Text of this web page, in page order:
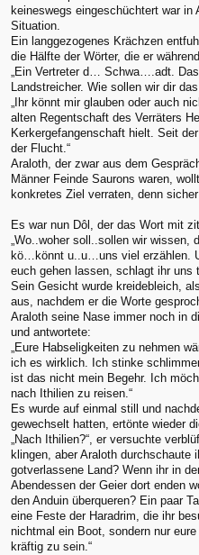
keineswegs eingeschüchtert war
Situation.
Ein langgezogenes Krächzen
die Hälfte der Wörter, die er
„Ein Vertreter d… Schwa….adt.
Landstreicher. Wie sollen wir dir das
„Ihr könnt mir glauben oder auch
alten Regentschaft des Verräters
Kerkergefangenschaft hielt. Seit
der Flucht.“
Araloth, der zwar aus dem
Männer Feinde Saurons waren,
konkretes Ziel verraten, denn
Es war nun Dôl, der das Wort mit
„Wo..woher soll..sollen wir wissen,
kö…könnt u..u…uns viel erzählen.
euch gehen lassen, schlagt ihr uns
Sein Gesicht wurde kreidebleich,
aus, nachdem er die Worte
Araloth seine Nase immer noch in
und antwortete:
„Eure Habseligkeiten zu nehmen
ich es wirklich. Ich stinke
ist das nicht mein Begehr. Ich
nach Ithilien zu reisen.“
Es wurde auf einmal still und
gewechselt hatten, ertönte wieder
„Nach Ithilien?“, er versuchte
klingen, aber Araloth durchschaute
gotverlassene Land? Wenn ihr in
Abendessen der Geier dort enden
den Anduin überqueren? Ein paar
eine Feste der Haradrim, die ihr
nichtmal ein Boot, sondern nur
kräftig zu sein.“